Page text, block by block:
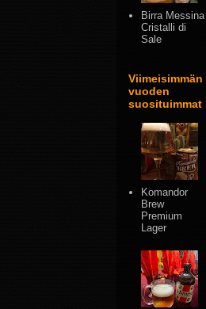
Birra Messina
Cristalli di
Sale
Viimeisimmän
vuoden
suosituimmat
Komandor
Brew
Premium
Lager